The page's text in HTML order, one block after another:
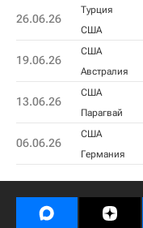
26.06.26
Турция
США
19.06.26
США
Австралия
13.06.26
США
Парагвай
06.06.26
США
Германия